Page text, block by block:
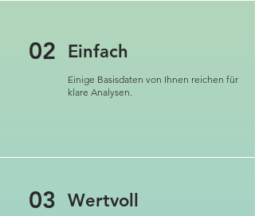
02 Einfach
Einige Basisdaten von Ihnen reichen für
klare Analysen.
03 Wertvoll